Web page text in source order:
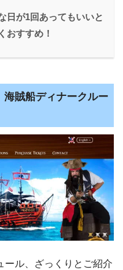
日が1回あってもいいと
おすすめ！
海賊船ディナークルー
ール、ざっくりとご紹介